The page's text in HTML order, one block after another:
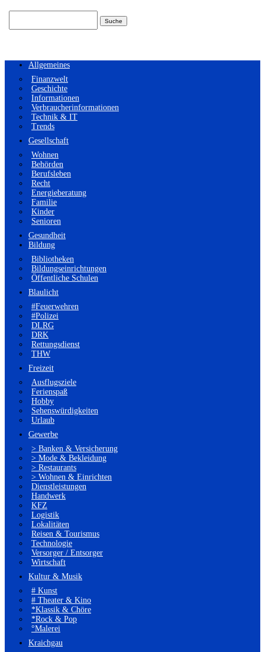
Allgemeines
Finanzwelt
Geschichte
Informationen
Verbraucherinformationen
Technik & IT
Trends
Gesellschaft
Wohnen
Behörden
Berufsleben
Recht
Energieberatung
Familie
Kinder
Senioren
Gesundheit
Bildung
Bibliotheken
Bildungseinrichtungen
Öffentliche Schulen
Blaulicht
#Feuerwehren
#Polizei
DLRG
DRK
Rettungsdienst
THW
Freizeit
Ausflugsziele
Ferienspaß
Hobby
Sehenswürdigkeiten
Urlaub
Gewerbe
> Banken & Versicherung
> Mode & Bekleidung
> Restaurants
> Wohnen & Einrichten
Dienstleistungen
Handwerk
KFZ
Logistik
Lokalitäten
Reisen & Tourismus
Technologie
Versorger / Entsorger
Wirtschaft
Kultur & Musik
# Kunst
# Theater & Kino
*Klassik & Chöre
*Rock & Pop
°Malerei
Kraichgau